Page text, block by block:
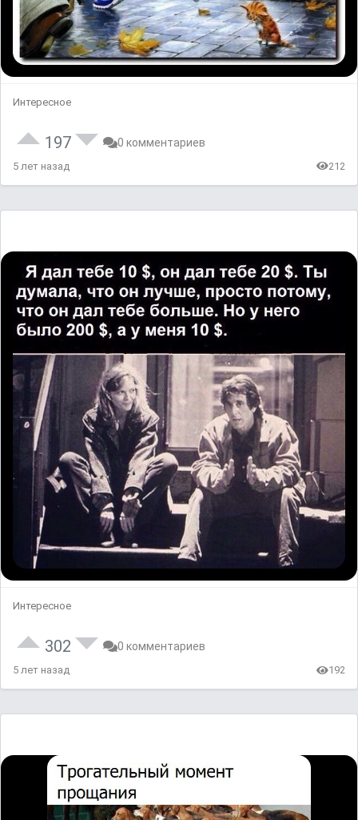
Интересное
197 0 комментариев
5 лет назад 212
Интересное
302 0 комментариев
5 лет назад 192